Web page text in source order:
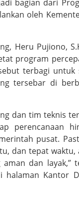
bagian dari
oleh
Heru Pujiono,
program
terbagi untuk
tersebar di
dan tim teknis
perencanaan
pusat.
dan tepat waktu,
dan layak,”
halaman Kantor